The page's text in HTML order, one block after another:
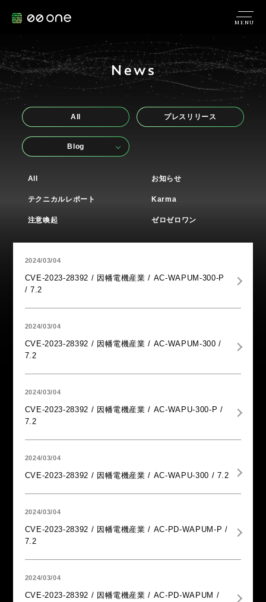
MENU
All プレスリリース
Blog
All お知らせ
テクニカルレポート Karma
注意喚起 ゼロゼロワン
2024/03/04
CVE-2023-28392 / 因幡電機産業 / AC-WAPUM-300-P
/ 7.2
2024/03/04
CVE-2023-28392 / 因幡電機産業 / AC-WAPUM-300 /
7.2
2024/03/04
CVE-2023-28392 / 因幡電機産業 / AC-WAPU-300-P /
7.2
2024/03/04
CVE-2023-28392 / 因幡電機産業 / AC-WAPU-300 / 7.2
2024/03/04
CVE-2023-28392 / 因幡電機産業 / AC-PD-WAPUM-P /
7.2
2024/03/04
CVE-2023-28392 / 因幡電機産業 / AC-PD-WAPUM /